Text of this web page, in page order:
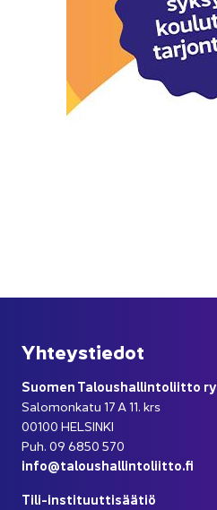
Yh­teys­tie­dot
Suo­men Ta­lous­hal­lin­to­liit­to ry
Sa­lo­mon­ka­tu 17 A 11. krs
00100 HEL­SIN­KI
Puh. 09 6850 570
info@ta­lous­hal­lin­to­liit­to.fi
Tili-​instituuttisäätiö